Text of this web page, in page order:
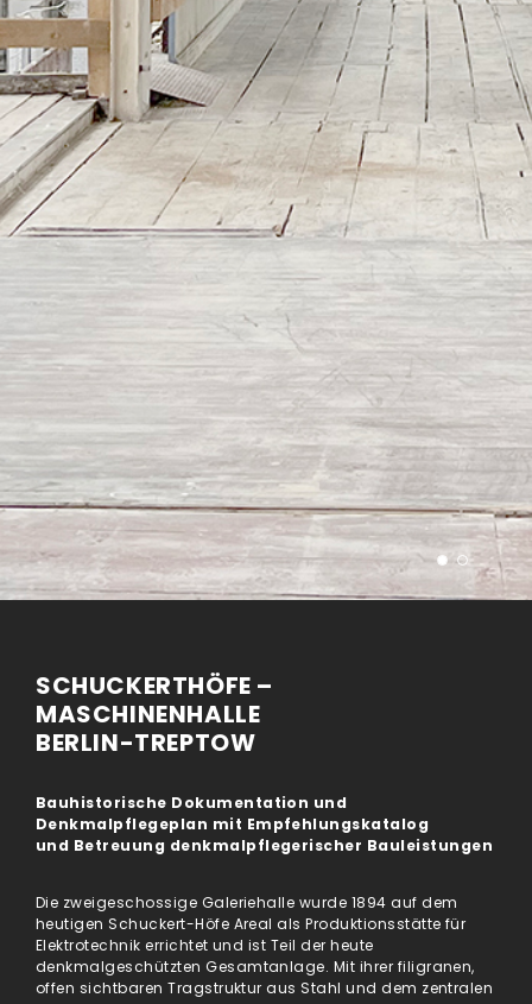
SCHUCKERTHÖFE –
MASCHINENHALLE
BERLIN-TREPTOW
Bauhistorische Dokumentation und
Denkmalpflegeplan mit Empfehlungskatalog
und Betreuung denkmalpflegerischer Bauleistungen
Die zweigeschossige Galeriehalle wurde 1894 auf dem
heutigen Schuckert-Höfe Areal als Produktionsstätte für
Elektrotechnik errichtet und ist Teil der heute
denkmalgeschützten Gesamtanlage. Mit ihrer filigranen,
offen sichtbaren Tragstruktur aus Stahl und dem zentralen